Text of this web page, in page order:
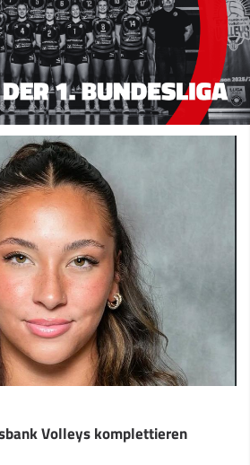
Volleys komplettieren